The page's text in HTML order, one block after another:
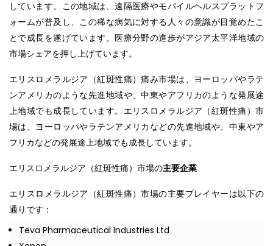
しています。この地域は、遠隔医療やモバイルヘルスプラットフ
ォームが普及し、この稀な病気に対する人々の意識が目覚めたこ
とで成長を遂げています。医療分野の進歩がアジア太平洋地域の
市場シェアを押し上げています。
エリスロメラルジア（紅斑性痛）痛み市場は、ヨーロッパやラテ
ンアメリカのような先進地域や、中東やアフリカのような発展途
上地域でも成長しています。エリスロメラルジア（紅斑性痛）市
場は、ヨーロッパやラテンアメリカなどの先進地域や、中東やア
フリカなどの発展途上地域でも成長しています。
エリスロメラルジア（紅斑性痛）市場の主要企業
エリスロメラルジア（紅斑性痛）市場の主要プレイヤーは以下の
通りです：
Teva Pharmaceutical Industries Ltd